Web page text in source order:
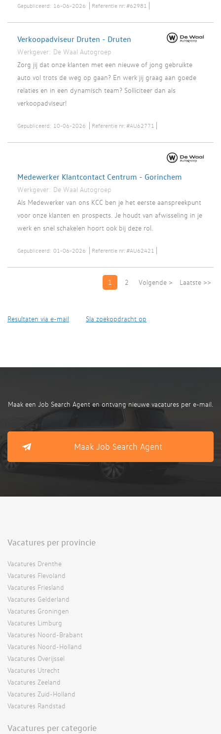
Gepubliceerd: 16-06-2026 Referentie nr: #62981
Verkoopadviseur Druten - Druten
Werkgever: De Waal Autogroep
Zorg jij dat onze klanten met een nieuwe of jong gebruikte
auto vol trots de weg op gaan? En werk jij graag aan goede
relaties en in een dynamisch team? Solliciteer dan als
verkoopadviseur!
Gepubliceerd: 10-06-2026 Referentie nr: #AU62771
Medewerker Klantcontact Centrum - Gorinchem
Werkgever: De Waal Autogroep
Als Medewerker van ons KCC ben je het eerste aanspreekpunt
voor onze klanten en prospects. Je houdt van afwisseling in je
werk en snel schakelen hoort ook bij deze rol.
Gepubliceerd: 01-06-2026 Referentie nr: #AU62421
1 2 Volgende > Laatste >>
Resultaten via e-mail Sla zoekopdracht op
Maak een Job Search Agent en ontvang nieuwe vacatures per e-mail.
Maak Job Search Agent
Vacatures per provincie
Vacatures Drenthe
Vacatures Flevoland
Vacatures Friesland
Vacatures Gelderland
Vacatures Groningen
Vacatures Limburg
Vacatures Noord-Brabant
Vacatures Noord-Holland
Vacatures Overijssel
Vacatures Utrecht
Vacatures Zeeland
Vacatures Zuid-Holland
Vacatures Randstad
Vacatures per categorie